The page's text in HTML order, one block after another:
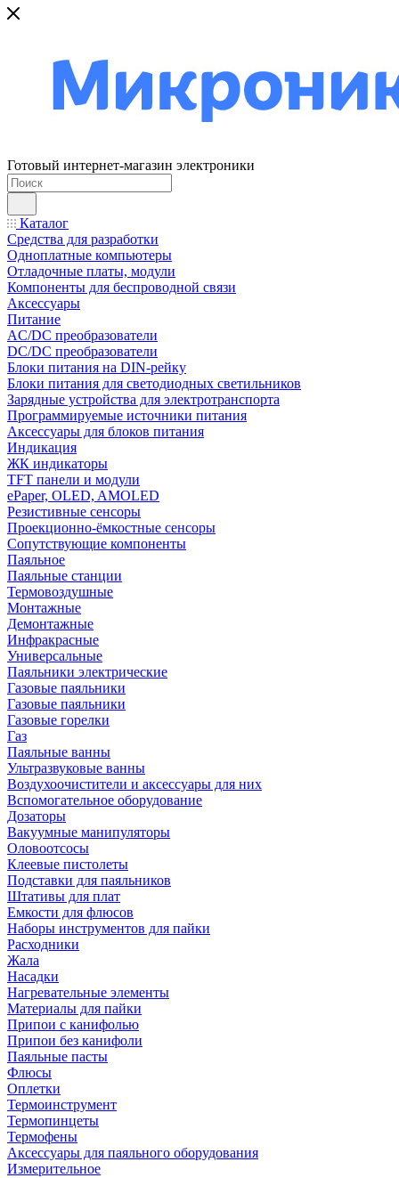
Готовый интернет-магазин электроники
Каталог
Средства для разработки
Одноплатные компьютеры
Отладочные платы, модули
Компоненты для беспроводной связи
Аксессуары
Питание
AC/DC преобразователи
DC/DC преобразователи
Блоки питания на DIN-рейку
Блоки питания для светодиодных светильников
Зарядные устройства для электротранспорта
Программируемые источники питания
Аксессуары для блоков питания
Индикация
ЖК индикаторы
TFT панели и модули
ePaper, OLED, AMOLED
Резистивные сенсоры
Проекционно-ёмкостные сенсоры
Сопутствующие компоненты
Паяльное
Паяльные станции
Термовоздушные
Монтажные
Демонтажные
Инфракрасные
Универсальные
Паяльники электрические
Газовые паяльники
Газовые паяльники
Газовые горелки
Газ
Паяльные ванны
Ультразвуковые ванны
Воздухоочистители и аксессуары для них
Вспомогательное оборудование
Дозаторы
Вакуумные манипуляторы
Оловоотсосы
Клеевые пистолеты
Подставки для паяльников
Штативы для плат
Емкости для флюсов
Наборы инструментов для пайки
Расходники
Жала
Насадки
Нагревательные элементы
Материалы для пайки
Припои с канифолью
Припои без канифоли
Паяльные пасты
Флюсы
Оплетки
Термоинструмент
Термопинцеты
Термофены
Аксессуары для паяльного оборудования
Измерительное